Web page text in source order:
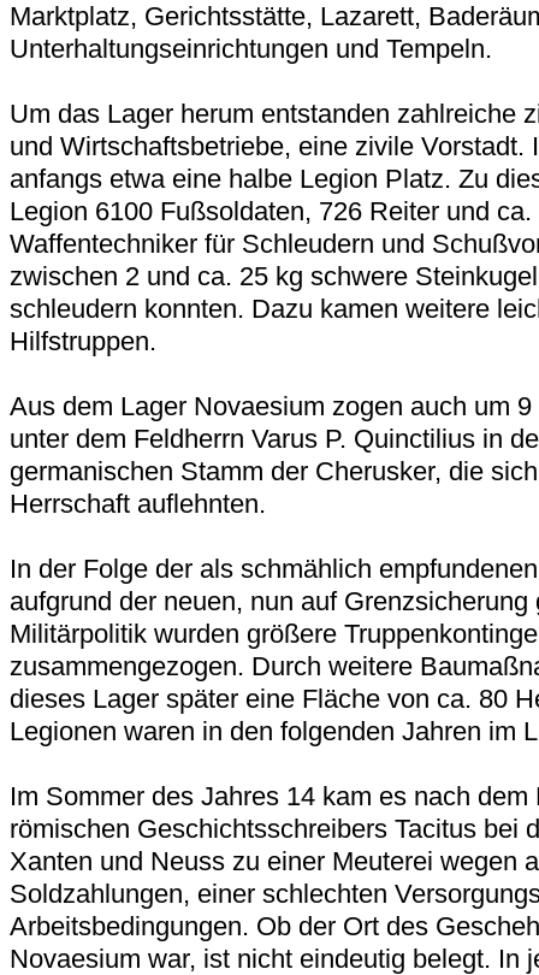
Marktplatz, Gerichtsstätte, Lazarett,
Unterhaltungseinrichtungen und Tempeln.
Um das Lager herum entstanden zahlreiche
und Wirtschaftsbetriebe, eine zivile Vorstadt.
anfangs etwa eine halbe Legion Platz. Zu
Legion 6100 Fußsoldaten, 726 Reiter und
Waffentechniker für Schleudern und
zwischen 2 und ca. 25 kg schwere
schleudern konnten. Dazu kamen weitere
Hilfstruppen.
Aus dem Lager Novaesium zogen auch um
unter dem Feldherrn Varus P. Quinctilius in
germanischen Stamm der Cherusker, die
Herrschaft auflehnten.
In der Folge der als schmählich
aufgrund der neuen, nun auf Grenzsicherung
Militärpolitik wurden größere
zusammengezogen. Durch weitere
dieses Lager später eine Fläche von ca. 80
Legionen waren in den folgenden Jahren im
Im Sommer des Jahres 14 kam es nach dem
römischen Geschichtsschreibers Tacitus bei
Xanten und Neuss zu einer Meuterei wegen
Soldzahlungen, einer schlechten
Arbeitsbedingungen. Ob der Ort des
Novaesium war, ist nicht eindeutig belegt. In